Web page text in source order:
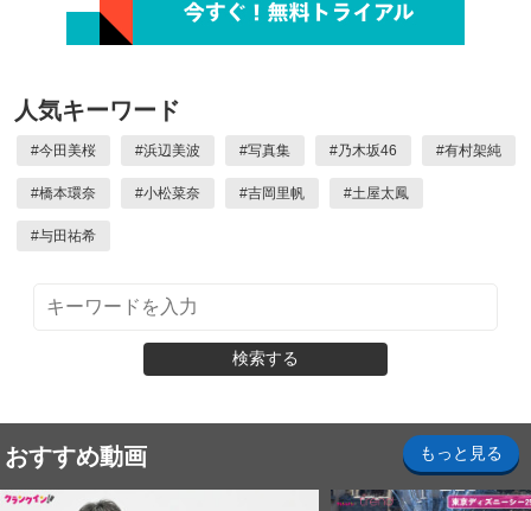
人気キーワード
#今田美桜 #浜辺美波 #写真集 #乃木坂46 #有村架純
#橋本環奈 #小松菜奈 #吉岡里帆 #土屋太鳳
#与田祐希
検索する
おすすめ動画 もっと見る